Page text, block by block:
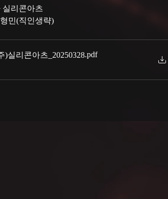
실리콘아츠
민(직인생략)
실리콘아츠_20250328.pdf